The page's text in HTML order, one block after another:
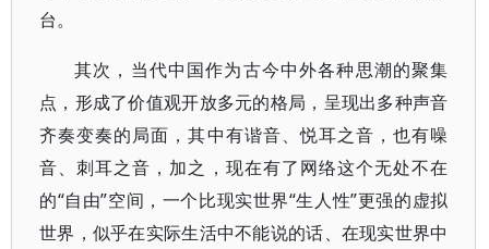
台。
其次，当代中国作为古今中外各种思潮的聚集
点，形成了价值观开放多元的格局，呈现出多种声音
齐奏变奏的局面，其中有谐音、悦耳之音，也有噪
音、刺耳之音，加之，现在有了网络这个无处不在
的“自由”空间，一个比现实世界“生人性”更强的虚拟
世界，似乎在实际生活中不能说的话、在现实世界中